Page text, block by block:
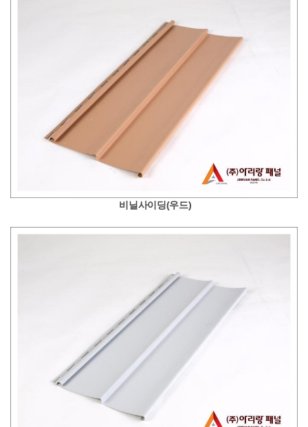
비닐사이딩(우드)